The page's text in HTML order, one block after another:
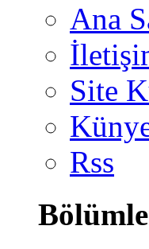
Ana
Site
Rss